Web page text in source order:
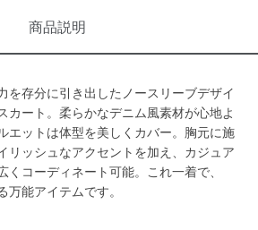
商品説明
を存分に引き出したノースリーブデザイ
カート。柔らかなデニム風素材が心地よ
エットは体型を美しくカバー。胸元に施
リッシュなアクセントを加え、カジュア
くコーディネート可能。これ一着で、
万能アイテムです。